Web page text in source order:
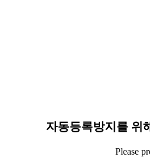
자동등록방지를 위
Please